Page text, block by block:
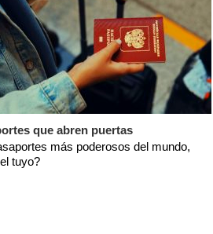
que abren puertas
más poderosos del mundo,
tuyo?